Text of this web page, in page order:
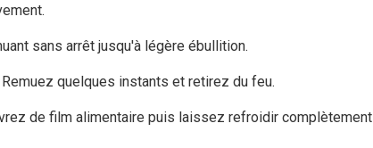
sans arrêt jusqu'à légère ébullition.
quelques instants et retirez du feu.
de film alimentaire puis laissez refroidir complètement